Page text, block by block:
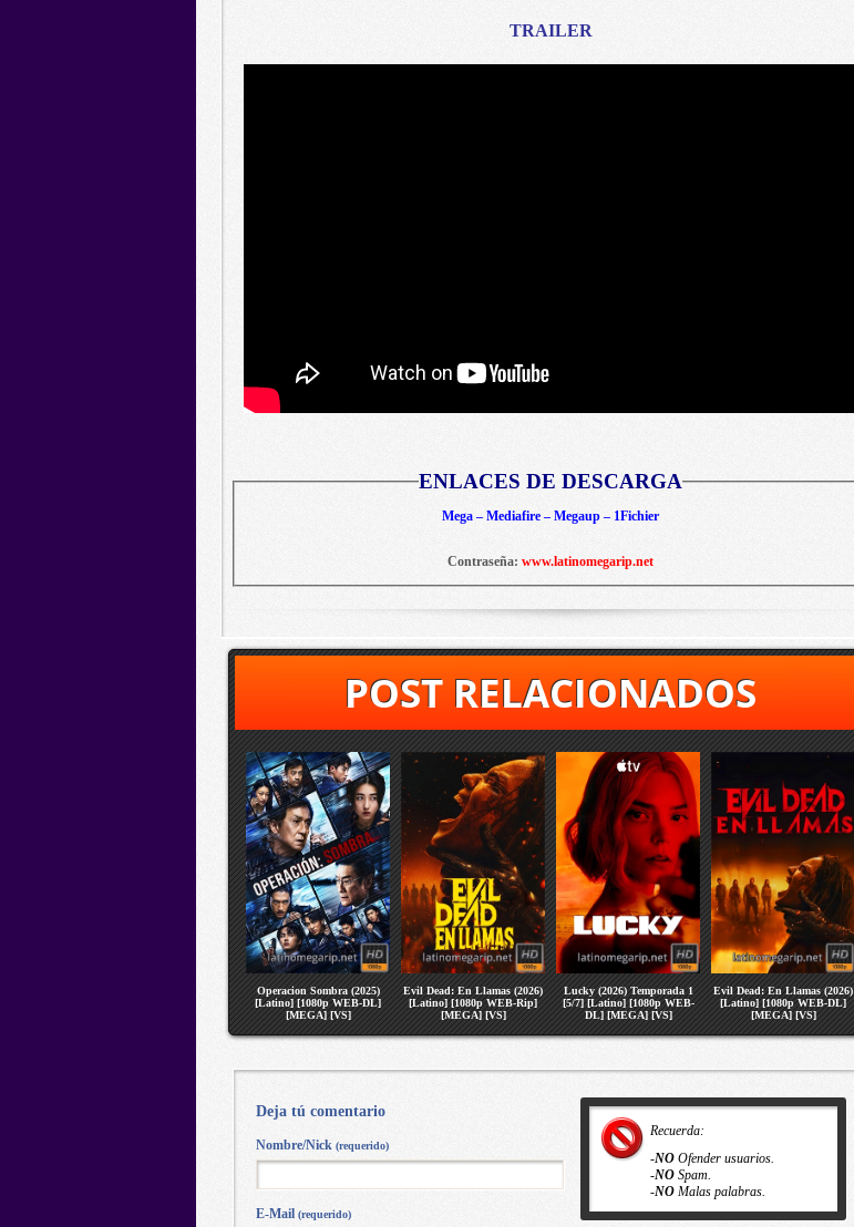
TRAILER
ENLACES DE DESCARGA
Mega – Mediafire – Megaup – 1Fichier
Contraseña: www.latinomegarip.net
POST RELACIONADOS
Operacion Sombra (2025)
[Latino] [1080p WEB-DL]
[MEGA] [VS]
Evil Dead: En Llamas (2026)
[Latino] [1080p WEB-Rip]
[MEGA] [VS]
Lucky (2026) Temporada 1
[5/7] [Latino] [1080p WEB-
DL] [MEGA] [VS]
Evil Dead: En Llamas (2026)
[Latino] [1080p WEB-DL]
[MEGA] [VS]
Recuerda:
-NO Ofender usuarios.
-NO Spam.
-NO Malas palabras.
Deja tú comentario
Nombre/Nick (requerido)
E-Mail (requerido)